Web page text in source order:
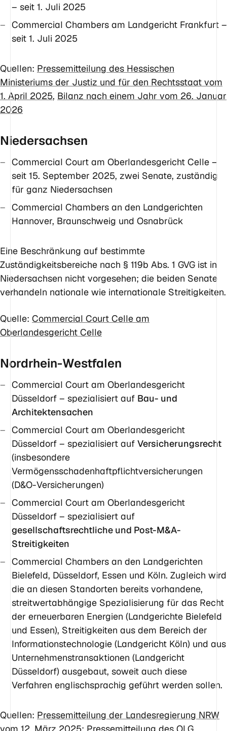
– seit 1. Juli 2025
Commercial Chambers am Landgericht Frankfurt –
seit 1. Juli 2025
Quellen: Pressemitteilung des Hessischen
Ministeriums der Justiz und für den Rechtsstaat vom
1. April 2025, Bilanz nach einem Jahr vom 26. Januar
2026
Niedersachsen
Commercial Court am Oberlandesgericht Celle –
seit 15. September 2025, zwei Senate, zuständig
für ganz Niedersachsen
Commercial Chambers an den Landgerichten
Hannover, Braunschweig und Osnabrück
Eine Beschränkung auf bestimmte
Zuständigkeitsbereiche nach § 119b Abs. 1 GVG ist in
Niedersachsen nicht vorgesehen; die beiden Senate
verhandeln nationale wie internationale Streitigkeiten.
Quelle: Commercial Court Celle am
Oberlandesgericht Celle
Nordrhein-Westfalen
Commercial Court am Oberlandesgericht
Düsseldorf – spezialisiert auf Bau- und
Architektensachen
Commercial Court am Oberlandesgericht
Düsseldorf – spezialisiert auf Versicherungsrecht
(insbesondere
Vermögensschadenhaftpflichtversicherungen
(D&O-Versicherungen)
Commercial Court am Oberlandesgericht
Düsseldorf – spezialisiert auf
gesellschaftsrechtliche und Post-M&A-
Streitigkeiten
Commercial Chambers an den Landgerichten
Bielefeld, Düsseldorf, Essen und Köln. Zugleich wird
die an diesen Standorten bereits vorhandene,
streitwertabhängige Spezialisierung für das Recht
der erneuerbaren Energien (Landgerichte Bielefeld
und Essen), Streitigkeiten aus dem Bereich der
Informationstechnologie (Landgericht Köln) und aus
Unternehmenstransaktionen (Landgericht
Düsseldorf) ausgebaut, soweit auch diese
Verfahren englischsprachig geführt werden sollen.
Quellen: Pressemitteilung der Landesregierung NRW
vom 12. März 2025; Pressemitteilung des OLG